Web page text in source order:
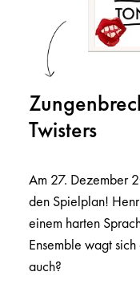
Twisters
Am 27. Dezember
den Spielplan!
einem harten
Ensemble wagt
auch?